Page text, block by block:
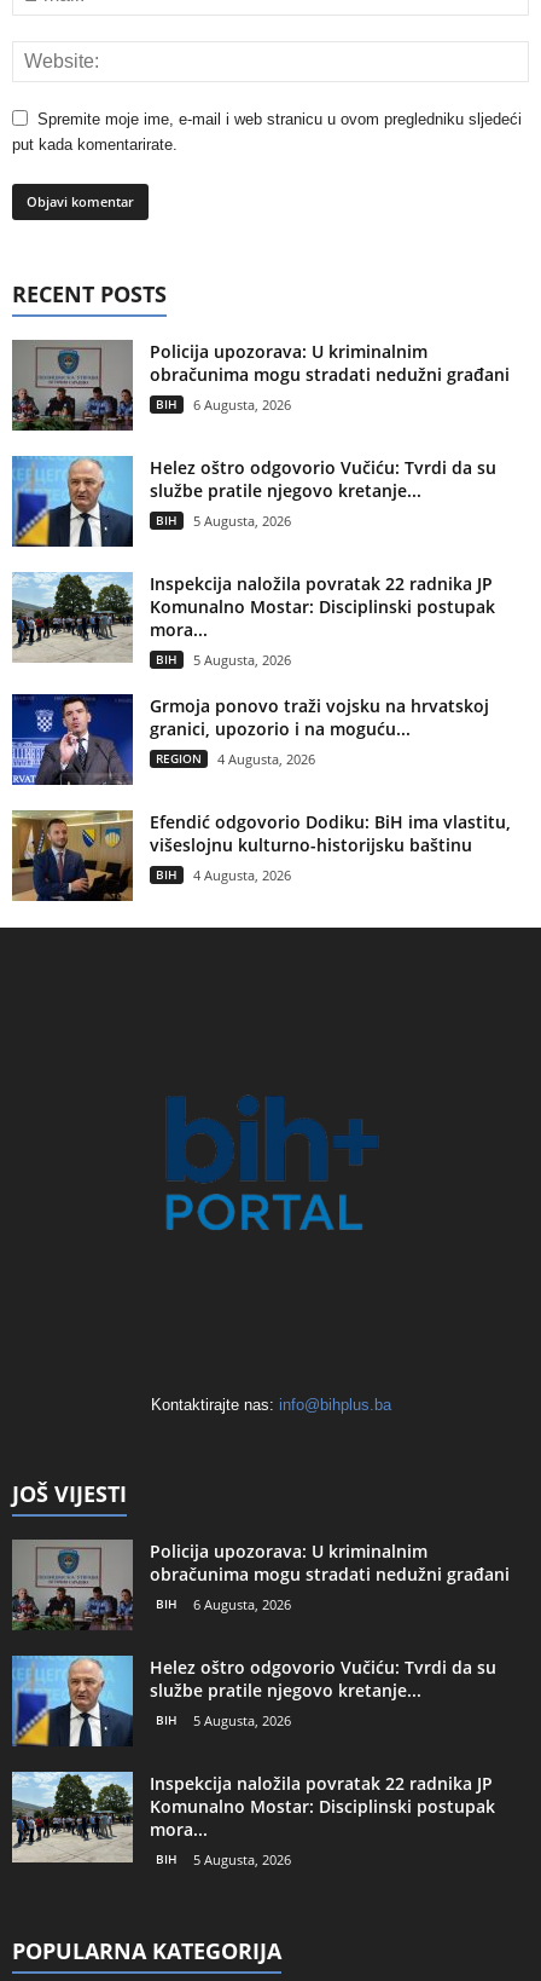
Spremite moje ime, e-mail i web stranicu u ovom pregledniku sljedeći
put kada komentarirate.
RECENT POSTS
Policija upozorava: U kriminalnim
obračunima mogu stradati nedužni građani
BIH 6 Augusta, 2026
Helez oštro odgovorio Vučiću: Tvrdi da su
službe pratile njegovo kretanje...
BIH 5 Augusta, 2026
Inspekcija naložila povratak 22 radnika JP
Komunalno Mostar: Disciplinski postupak
mora...
BIH 5 Augusta, 2026
Grmoja ponovo traži vojsku na hrvatskoj
granici, upozorio i na moguću...
REGION 4 Augusta, 2026
Efendić odgovorio Dodiku: BiH ima vlastitu,
višeslojnu kulturno-historijsku baštinu
BIH 4 Augusta, 2026
Kontaktirajte nas: info@bihplus.ba
JOŠ VIJESTI
Policija upozorava: U kriminalnim
obračunima mogu stradati nedužni građani
BIH 6 Augusta, 2026
Helez oštro odgovorio Vučiću: Tvrdi da su
službe pratile njegovo kretanje...
BIH 5 Augusta, 2026
Inspekcija naložila povratak 22 radnika JP
Komunalno Mostar: Disciplinski postupak
mora...
BIH 5 Augusta, 2026
POPULARNA KATEGORIJA